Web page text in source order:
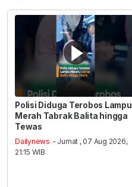
Polisi Diduga Terobos Lampu
Merah Tabrak Balita hingga
Tewas
Dailynews - Jumat , 07 Aug 2026,
21:15 WIB